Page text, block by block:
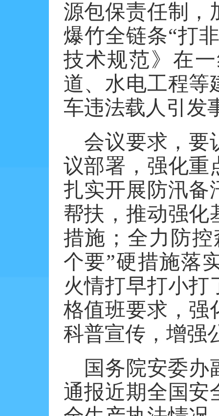
源包保责任制，
爆竹全链条“打
技术规范》在
道、水电工程等
车违法载人引发
会议要求，要
议部署，强化重
扎实开展防汛备
帮扶，推动强化
措施；全力防
个要”硬措施落
火情打早打小打
格值班要求，强
科普宣传，增强
国务院安委办
通报近期全国安